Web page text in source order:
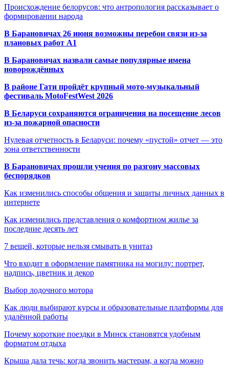
Происхождение белорусов: что антропология рассказывает о
формировании народа
В Барановичах 26 июня возможны перебои связи из-за
плановых работ A1
В Барановичах назвали самые популярные имена
новорождённых
В районе Гати пройдёт крупный мото-музыкальный
фестиваль MotoFestWest 2026
В Беларуси сохраняются ограничения на посещение лесов
из-за пожарной опасности
Нулевая отчетность в Беларуси: почему «пустой» отчет — это
зона ответственности
В Барановичах прошли учения по разгону массовых
беспорядков
Как изменились способы общения и защиты личных данных в
интернете
Как изменились представления о комфортном жилье за
последние десять лет
7 вещей, которые нельзя смывать в унитаз
Что входит в оформление памятника на могилу: портрет,
надпись, цветник и декор
Выбор лодочного мотора
Как люди выбирают курсы и образовательные платформы для
удалённой работы
Почему короткие поездки в Минск становятся удобным
форматом отдыха
Крыша дала течь: когда звонить мастерам, а когда можно